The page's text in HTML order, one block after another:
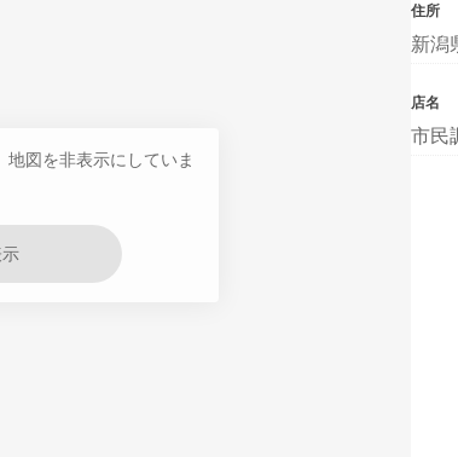
図を非表示にしていま
住所
新潟
店名
市民